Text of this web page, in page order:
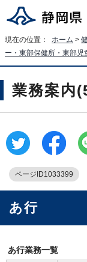
現在の位置： ホーム >
ー・東部保健所・東部児
業務案内
ページID1033399
あ行
あ行業務一覧